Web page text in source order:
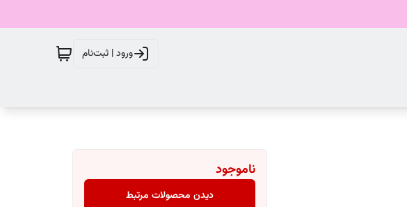
ورود | ثبت‌نام
ناموجود
دیدن محصولات مرتبط